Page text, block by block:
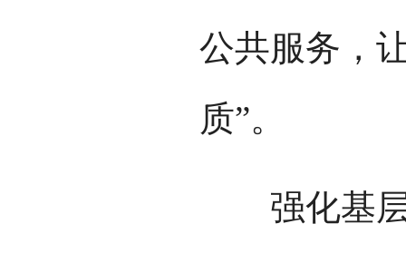
公共服务，
质”。
强化基层